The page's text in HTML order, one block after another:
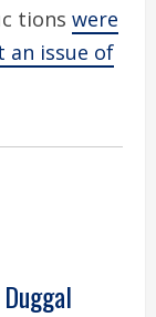
tions were
an issue of